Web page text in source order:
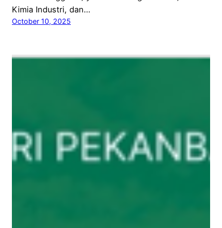
Kimia Industri, dan…
October 10, 2025